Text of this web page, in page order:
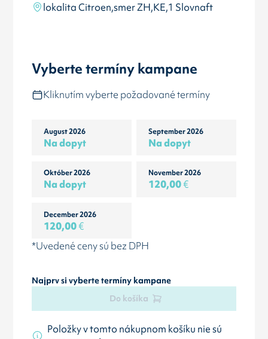
lokalita Citroen,smer ZH,KE,1 Slovnaft
Vyberte termíny kampane
Kliknutím vyberte požadované termíny
August 2026
Na dopyt
September 2026
Na dopyt
Október 2026
Na dopyt
November 2026
120,00€
December 2026
120,00€
*Uvedené ceny sú bez DPH
Najprv si vyberte termíny kampane
Do košíka
Položky v tomto nákupnom košíku nie sú